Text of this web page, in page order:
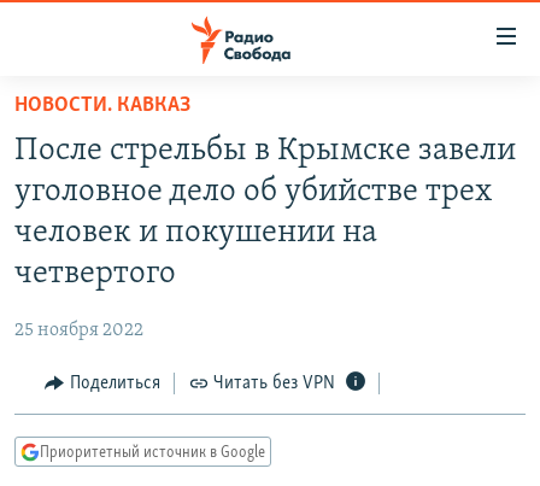
упрощенного
доступа
основному
содержанию
навигации
Вернутся
КУЛЬТУРА
IDEL.РЕАЛИИ
КАВКАЗ.РЕАЛИИ
НОВОСТИ. КАВКАЗ
После стрельбы в Крымске завели
уголовное дело об убийстве трех
человек и покушении на
четвертого
25 ноября 2022
Поделиться Читать без VPN
Приоритетный источник в Google